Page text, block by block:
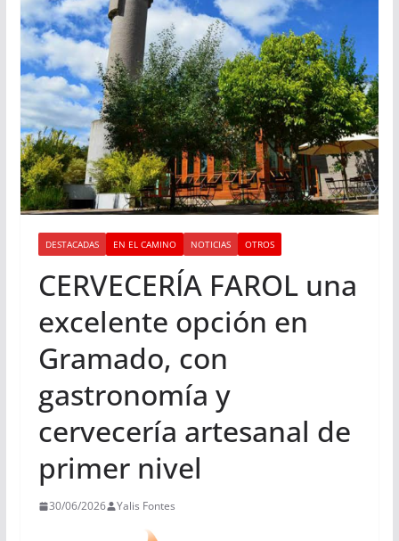
DESTACADAS EN EL CAMINO NOTICIAS OTROS
CERVECERÍA FAROL una
excelente opción en
Gramado, con
gastronomía y
cervecería artesanal de
primer nivel
30/06/2026 Yalis Fontes